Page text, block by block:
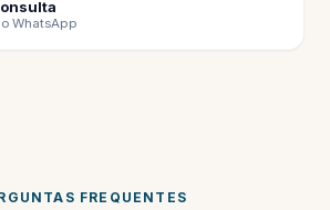
WhatsApp
FREQUENTES